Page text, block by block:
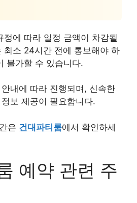
정에 따라 일정 금액이 차감될
최소 24시간 전에 통보해야 하
불가할 수 있습니다.
내에 따라 진행되며, 신속한
보 제공이 필요합니다.
은 건대파티룸에서 확인하세
예약 관련 주